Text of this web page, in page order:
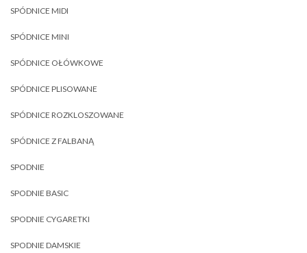
SPÓDNICE MIDI
SPÓDNICE MINI
SPÓDNICE OŁÓWKOWE
SPÓDNICE PLISOWANE
SPÓDNICE ROZKLOSZOWANE
SPÓDNICE Z FALBANĄ
SPODNIE
SPODNIE BASIC
SPODNIE CYGARETKI
SPODNIE DAMSKIE